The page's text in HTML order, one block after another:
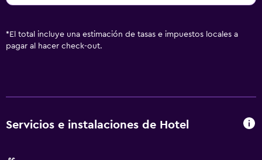
* El total incluye una estimación de tasas e impuestos locales a
pagar al hacer check-out.
Servicios e instalaciones de Hotel